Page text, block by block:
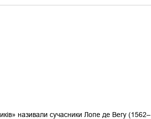
називали сучасники Лопе де Вегу (1562–